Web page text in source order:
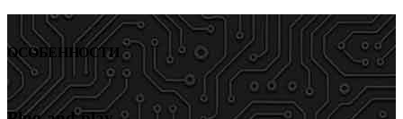
ОСОБЕННОСТИ